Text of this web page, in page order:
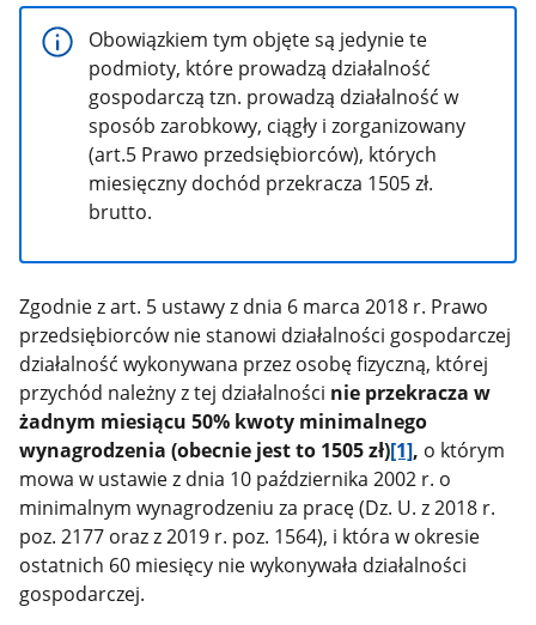
Obowiązkiem tym objęte są jedynie te
podmioty, które prowadzą działalność
gospodarczą tzn. prowadzą działalność w
sposób zarobkowy, ciągły i zorganizowany
(art.5 Prawo przedsiębiorców), których
miesięczny dochód przekracza 1505 zł.
brutto.
Zgodnie z art. 5 ustawy z dnia 6 marca 2018 r. Prawo
przedsiębiorców nie stanowi działalności gospodarczej
działalność wykonywana przez osobę fizyczną, której
przychód należny z tej działalności nie przekracza w
żadnym miesiącu 50% kwoty minimalnego
wynagrodzenia (obecnie jest to 1505 zł)[1], o którym
mowa w ustawie z dnia 10 października 2002 r. o
minimalnym wynagrodzeniu za pracę (Dz. U. z 2018 r.
poz. 2177 oraz z 2019 r. poz. 1564), i która w okresie
ostatnich 60 miesięcy nie wykonywała działalności
gospodarczej.